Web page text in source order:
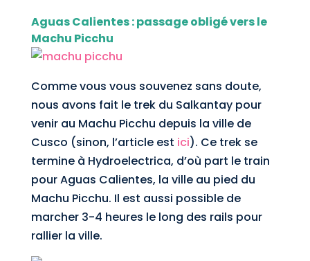
Aguas Calientes : passage obligé vers le
Machu Picchu
Comme vous vous souvenez sans doute,
nous avons fait le trek du Salkantay pour
venir au Machu Picchu depuis la ville de
Cusco (sinon, l’article est ici). Ce trek se
termine à Hydroelectrica, d’où part le train
pour Aguas Calientes, la ville au pied du
Machu Picchu. Il est aussi possible de
marcher 3-4 heures le long des rails pour
rallier la ville.